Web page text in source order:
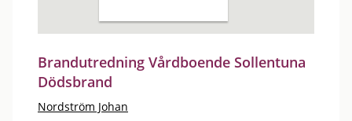
Brandutredning Vårdboende Sollentuna
Dödsbrand
Nordström Johan